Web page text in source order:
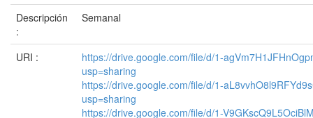
Descripción
:
Semanal
URI :
https://drive.google.com/file/d/1-
usp=sharing
https://drive.google.com/file/d/1-
usp=sharing
https://drive.google.com/file/d/1-